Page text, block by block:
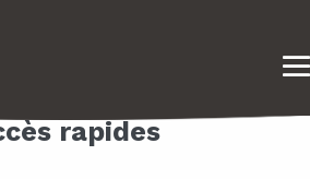
rapides